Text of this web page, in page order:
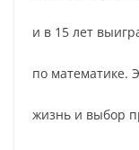
и в 15 лет
по математике.
жизнь и выбор